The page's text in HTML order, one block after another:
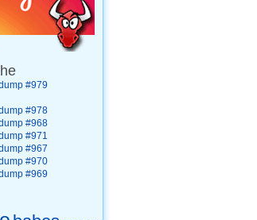
#979
#978
#968
#971
#967
#970
#969